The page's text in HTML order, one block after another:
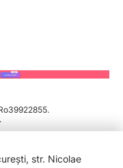
str. Nicolae